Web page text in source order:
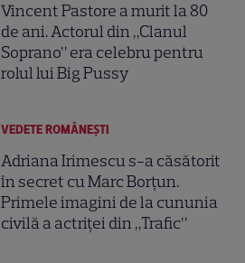
Vincent Pastore a murit la 80
de ani. Actorul din „Clanul
Soprano” era celebru pentru
rolul lui Big Pussy
VEDETE ROMÂNEŞTI
Adriana Irimescu s-a căsătorit
în secret cu Marc Borțun.
Primele imagini de la cununia
civilă a actriței din „Trafic”